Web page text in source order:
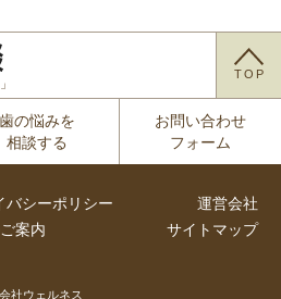
TOP
歯の悩みを
相談する
お問い合わせ
フォーム
バシーポリシー
運営会社
案内
サイトマップ
社ウェルネス